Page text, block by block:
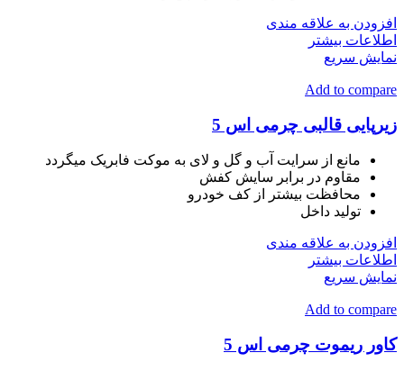
افزودن به علاقه مندی
اطلاعات بیشتر
نمایش سریع
Add to compare
زیرپایی قالبی چرمی اس 5
مانع از سرایت آب و گل و لای به موکت فابریک میگردد
مقاوم در برابر سایش کفش
محافظت بیشتر از کف خودرو
تولید داخل
افزودن به علاقه مندی
اطلاعات بیشتر
نمایش سریع
Add to compare
کاور ریموت چرمی اس 5